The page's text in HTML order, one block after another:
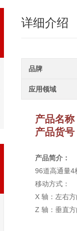
详细介绍
品牌
应用领域
产品名称
产品货
产品简介：
96道高通量4
移动方式：
X 轴：左右
Z 轴：垂直